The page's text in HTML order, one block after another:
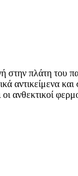
στην πλάτη
αντικείμενα
οι ανθεκτικοί